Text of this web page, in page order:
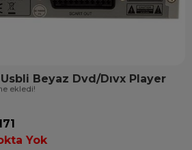
Beyaz Dvd/Dıvx Player
ekledi!
Yok